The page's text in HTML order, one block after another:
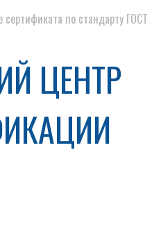
по стандарту ГОСТ
ЦЕНТР